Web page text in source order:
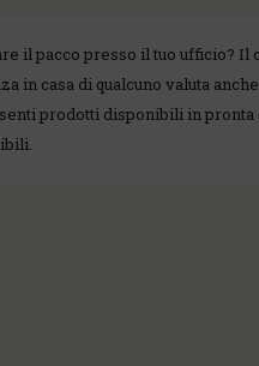
il pacco presso il tuo ufficio?
in casa di qualcuno valuta
prodotti disponibili in